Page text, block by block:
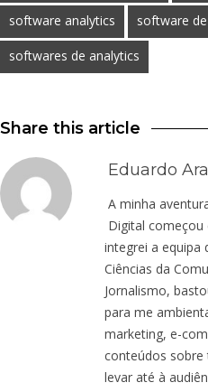
software analytics software
softwares de analytics
Share this article
Eduardo
A minha
Digital começou
integrei a equipa
Ciências da
Jornalismo,
para me
marketing, e-
conteúdos
levar até à